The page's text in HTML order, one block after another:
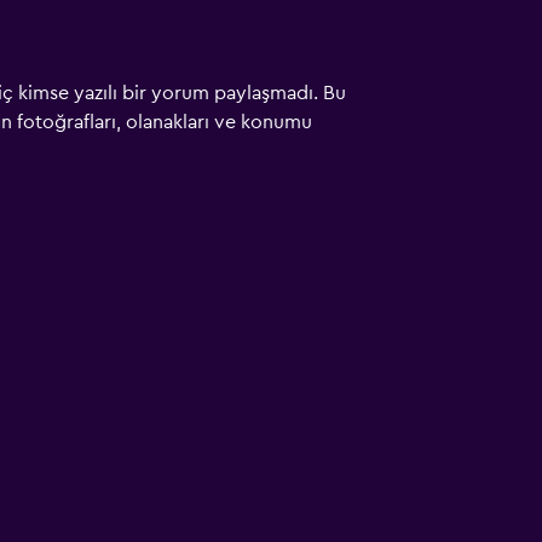
yazılı bir yorum paylaşmadı. Bu
fotoğrafları, olanakları ve konumu